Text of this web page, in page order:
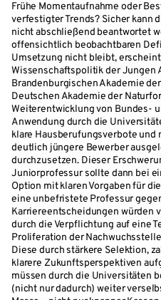
Frühe Momentaufnahme oder
verfestigter Trends? Sicher kann
nicht abschließend beantwortet
offensichtlich beobachtbaren
Umsetzung nicht bleibt,
Wissenschaftspolitik der Jungen
Brandenburgischen Akademie
Deutschen Akademie der
Weiterentwicklung von Bundes-
Anwendung durch die
klare Hausberufungsverbote
deutlich jüngere Bewerber
durchzusetzen. Dieser
Juniorprofessur sollte dann bei
Option mit klaren Vorgaben für
eine unbefristete Professur
Karriereentscheidungen würden
durch die Verpflichtung auf eine
Proliferation der
Diese durch stärkere Selektion,
klarere Zukunftsperspektiven
müssen durch die Universitäten
(nicht nur dadurch) weiter